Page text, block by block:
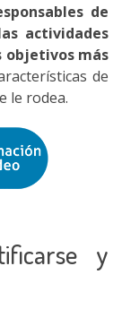
de
actividades
objetivos más
de
le rodea.
y